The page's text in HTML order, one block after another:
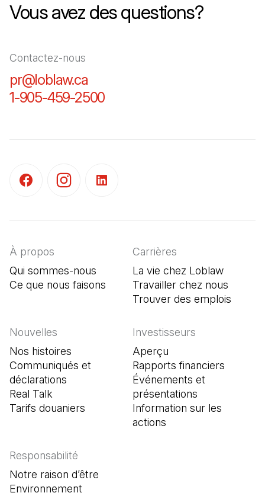
Vous avez des questions?
Contactez-nous
pr@loblaw.ca
1-905-459-2500
À propos
Qui sommes-nous
Ce que nous faisons
Carrières
La vie chez Loblaw
Travailler chez nous
Trouver des emplois
Nouvelles
Nos histoires
Communiqués et
déclarations
Real Talk
Tarifs douaniers
Investisseurs
Aperçu
Rapports financiers
Événements et
présentations
Information sur les
actions
Responsabilité
Notre raison d’être
Environnement